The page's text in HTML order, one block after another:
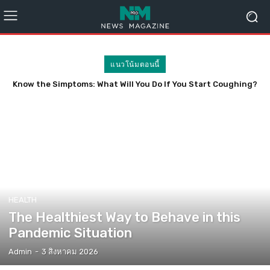
แนวโน้มตอนนี้
Know the Simptoms: What Will You Do If You Start Coughing?
HEALTH
The Healthiest Way to Behave in this
Pandemic Situation
Admin - 3 สิงหาคม 2026